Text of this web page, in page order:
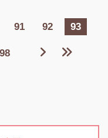
91 92 93
98